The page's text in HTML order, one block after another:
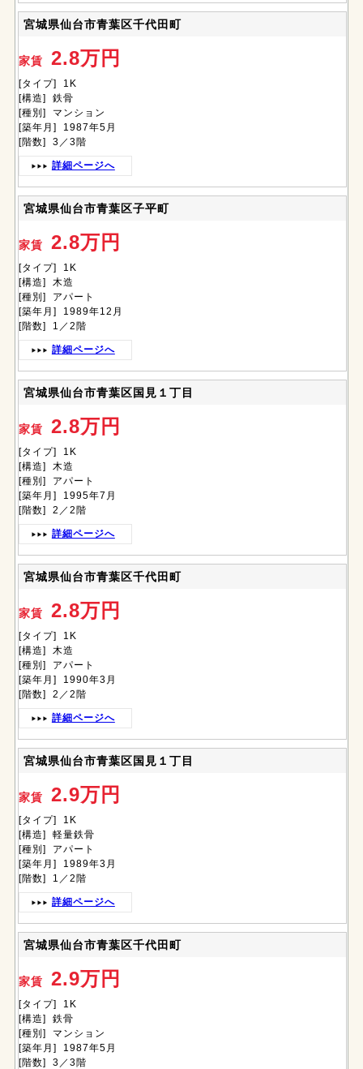
宮城県仙台市青葉区千代田町
家賃 2.8万円
[タイプ] 1K
[構造] 鉄骨
[種別] マンション
[築年月] 1987年5月
[階数] 3／3階
詳細ページへ
宮城県仙台市青葉区子平町
家賃 2.8万円
[タイプ] 1K
[構造] 木造
[種別] アパート
[築年月] 1989年12月
[階数] 1／2階
詳細ページへ
宮城県仙台市青葉区国見１丁目
家賃 2.8万円
[タイプ] 1K
[構造] 木造
[種別] アパート
[築年月] 1995年7月
[階数] 2／2階
詳細ページへ
宮城県仙台市青葉区千代田町
家賃 2.8万円
[タイプ] 1K
[構造] 木造
[種別] アパート
[築年月] 1990年3月
[階数] 2／2階
詳細ページへ
宮城県仙台市青葉区国見１丁目
家賃 2.9万円
[タイプ] 1K
[構造] 軽量鉄骨
[種別] アパート
[築年月] 1989年3月
[階数] 1／2階
詳細ページへ
宮城県仙台市青葉区千代田町
家賃 2.9万円
[タイプ] 1K
[構造] 鉄骨
[種別] マンション
[築年月] 1987年5月
[階数] 3／3階